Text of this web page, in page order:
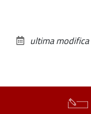
documento
ultima modifica